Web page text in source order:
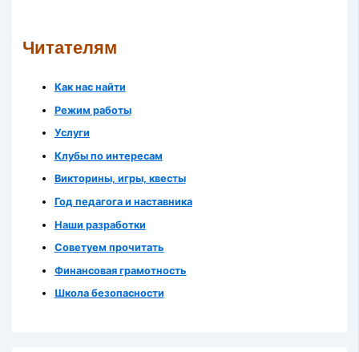
Читателям
Как нас найти
Режим работы
Услуги
Клубы по интересам
Викторины, игры, квесты
Год педагога и наставника
Наши разработки
Советуем прочитать
Финансовая грамотность
Школа безопасности